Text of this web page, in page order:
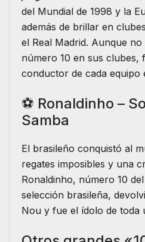
del Mundial de 1998 y la
además de brillar en
el Real Madrid. Aunque
número 10 en sus clubes,
conductor de cada equipo
⚽ Ronaldinho –
Samba
El brasileño conquistó al
regates imposibles y una
Ronaldinho, número 10
selección brasileña,
Nou y fue el ídolo de toda